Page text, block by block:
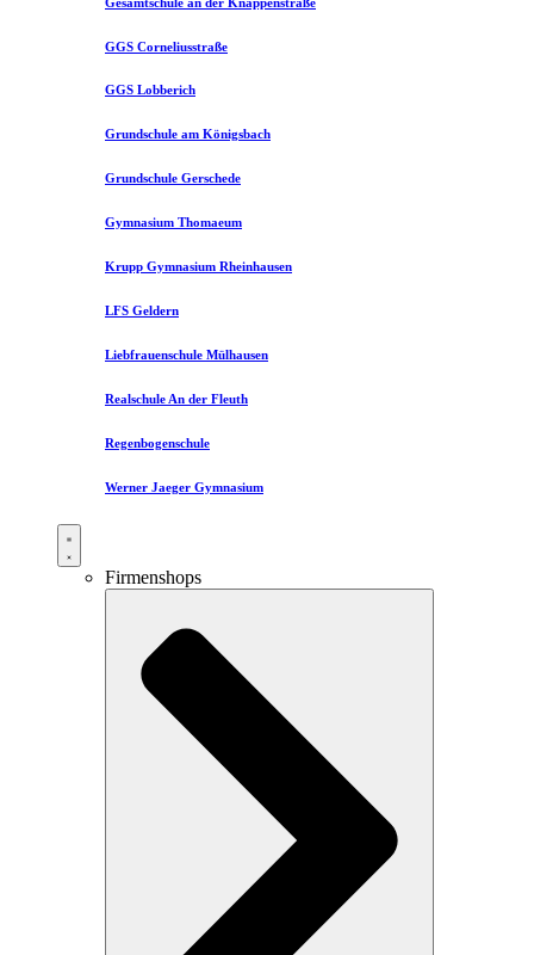
GGS Corneliusstraße
GGS Lobberich
Grundschule am Königsbach
Grundschule Gerschede
Gymnasium Thomaeum
Krupp Gymnasium Rheinhausen
LFS Geldern
Liebfrauenschule Mülhausen​
Realschule An der Fleuth
Regenbogenschule
Werner Jaeger Gymnasium
Firmenshops